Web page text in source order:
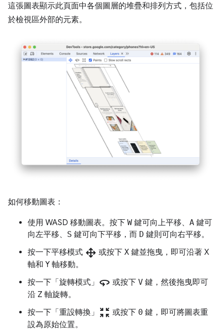
這張圖表顯示此頁面中各個圖層的堆疊和排列方式，包括位
於檢視區外部的元素。
如何移動圖表：
使用 WASD 移動圖表。按下 W 鍵可向上平移、 A 鍵可
向左平移、 S 鍵可向下平移，而 D 鍵則可向右平移。
按一下平移模式 drag_pan 或按下 X 鍵並拖曳，即可沿著 X
軸和 Y 軸移動。
按一下「旋轉模式」 360 或按下 V 鍵，然後拖曳即可
沿 Z 軸旋轉。
按一下「重設轉換」 zoom_in_map 或按下 0 鍵，即可將圖表重
設為原始位置。